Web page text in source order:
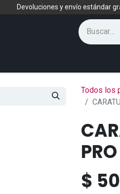
Devoluciones y envío estándar
Todos los
$